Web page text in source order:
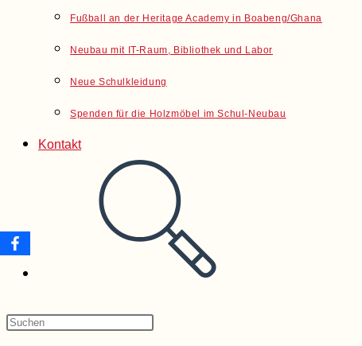
Fußball an der Heritage Academy in Boabeng/Ghana
Neubau mit IT-Raum, Bibliothek und Labor
Neue Schulkleidung
Spenden für die Holzmöbel im Schul-Neubau
Kontakt